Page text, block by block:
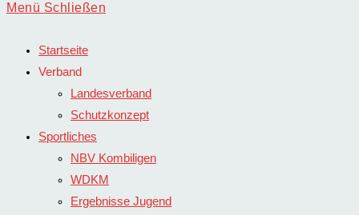
umschalten
durchsuchen
Menü Schließen
Startseite
Verband
Landesverband
Schutzkonzept
Sportliches
NBV Kombiligen
WDKM
Ergebnisse Jugend